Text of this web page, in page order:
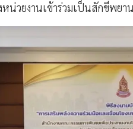
น่วยงานเข้าร่วมเป็นสักขีพย